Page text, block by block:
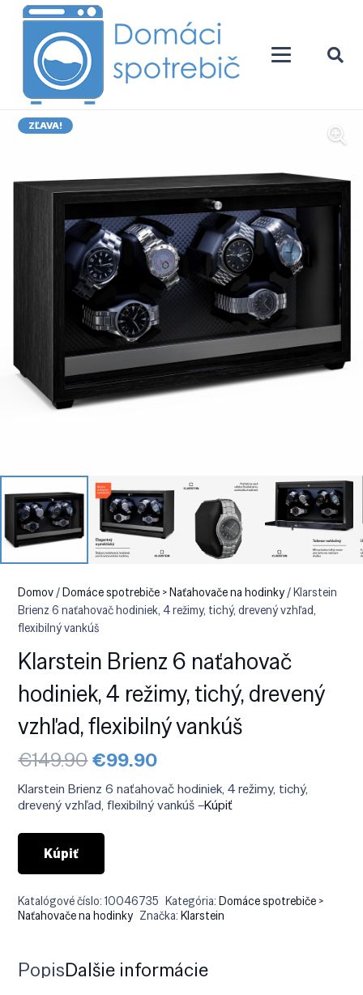
ZĽAVA!
Domov/Domáce spotrebiče > Naťahovače na hodinky/ Klarstein
Brienz 6 naťahovač hodiniek, 4 režimy, tichý, drevený vzhľad,
flexibilný vankúš
Klarstein Brienz 6 naťahovač
hodiniek, 4 režimy, tichý, drevený
vzhľad, flexibilný vankúš
€149.90Pôvodná
cena
bola:
€149.90.
€99.90Aktuálna
je:
€99.90.
Klarstein Brienz 6 naťahovač hodiniek, 4 režimy, tichý,
drevený vzhľad, flexibilný vankúš –Kúpiť
Kúpiť
Katalógové číslo:10046735 Kategória:Domáce spotrebiče >
Naťahovače na hodinky Značka:Klarstein
PopisĎalšie informácie